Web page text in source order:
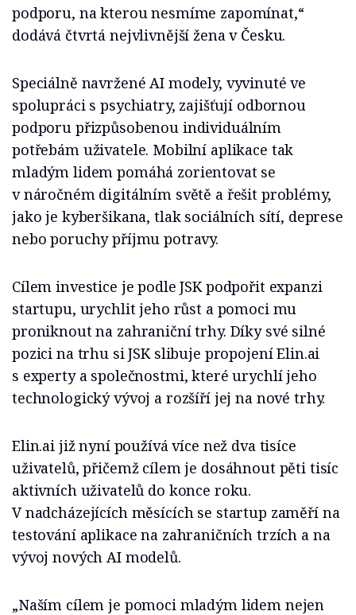
podporu, na kterou nesmíme zapomínat,“
dodává čtvrtá nejvlivnější žena v Česku.
Speciálně navržené AI modely, vyvinuté ve
spolupráci s psychiatry, zajišťují odbornou
podporu přizpůsobenou individuálním
potřebám uživatele. Mobilní aplikace tak
mladým lidem pomáhá zorientovat se
v náročném digitálním světě a řešit problémy,
jako je kyberšikana, tlak sociálních sítí, deprese
nebo poruchy příjmu potravy.
Cílem investice je podle JSK podpořit expanzi
startupu, urychlit jeho růst a pomoci mu
proniknout na zahraniční trhy. Díky své silné
pozici na trhu si JSK slibuje propojení Elin.ai
s experty a společnostmi, které urychlí jeho
technologický vývoj a rozšíří jej na nové trhy.
Elin.ai již nyní používá více než dva tisíce
uživatelů, přičemž cílem je dosáhnout pěti tisíc
aktivních uživatelů do konce roku.
V nadcházejících měsících se startup zaměří na
testování aplikace na zahraničních trzích a na
vývoj nových AI modelů.
„Naším cílem je pomoci mladým lidem nejen